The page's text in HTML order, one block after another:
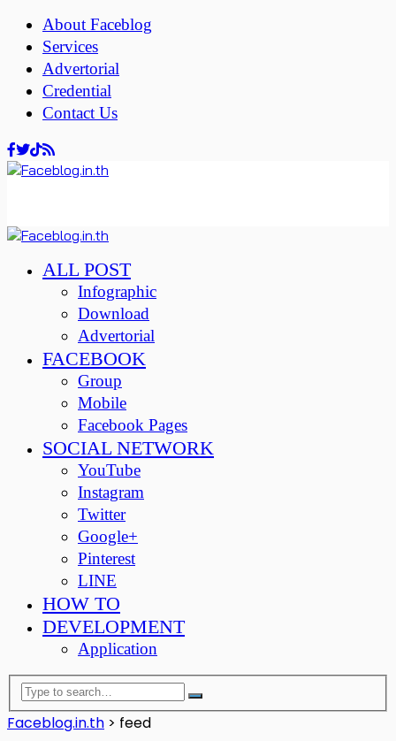
About Faceblog
Services
Advertorial
Credential
Contact Us
ALL POST
Infographic
Download
Advertorial
FACEBOOK
Group
Mobile
Facebook Pages
SOCIAL NETWORK
YouTube
Instagram
Twitter
Google+
Pinterest
LINE
HOW TO
DEVELOPMENT
Application
Faceblog.in.th > feed